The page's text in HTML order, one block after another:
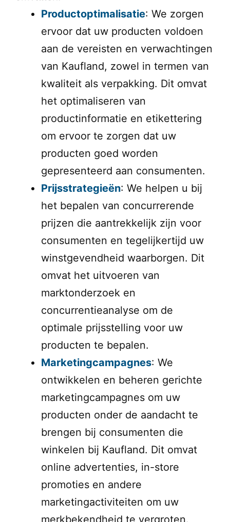
Productoptimalisatie: We zorgen
ervoor dat uw producten voldoen
aan de vereisten en verwachtingen
van Kaufland, zowel in termen van
kwaliteit als verpakking. Dit omvat
het optimaliseren van
productinformatie en etikettering
om ervoor te zorgen dat uw
producten goed worden
gepresenteerd aan consumenten.
Prijsstrategieën: We helpen u bij
het bepalen van concurrerende
prijzen die aantrekkelijk zijn voor
consumenten en tegelijkertijd uw
winstgevendheid waarborgen. Dit
omvat het uitvoeren van
marktonderzoek en
concurrentieanalyse om de
optimale prijsstelling voor uw
producten te bepalen.
Marketingcampagnes: We
ontwikkelen en beheren gerichte
marketingcampagnes om uw
producten onder de aandacht te
brengen bij consumenten die
winkelen bij Kaufland. Dit omvat
online advertenties, in-store
promoties en andere
marketingactiviteiten om uw
merkbekendheid te vergroten.